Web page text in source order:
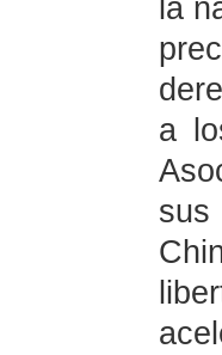
la
a
sus